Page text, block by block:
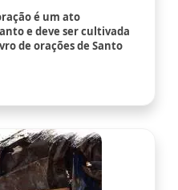
é um ato
e deve ser cultivada
de orações de Santo